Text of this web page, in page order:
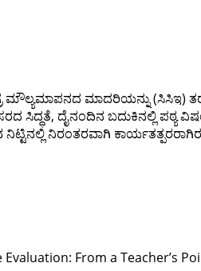
ಮೌಲ್ಯಮಾಪನದ ಮಾದರಿಯನ್ನು (ಸಿಸಿಇ)
ಸಿದ್ಧತೆ, ದೈನಂದಿನ ಬದುಕಿನಲ್ಲಿ ಪಠ್ಯ
ನಿರಂತರವಾಗಿ
From a Teacher’s